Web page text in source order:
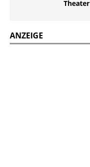
Theater
ANZEIGE